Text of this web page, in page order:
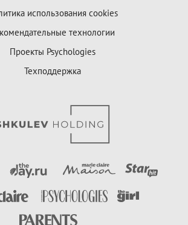
использования cookies
технологии
Проекты Psychologies
Техподдержка